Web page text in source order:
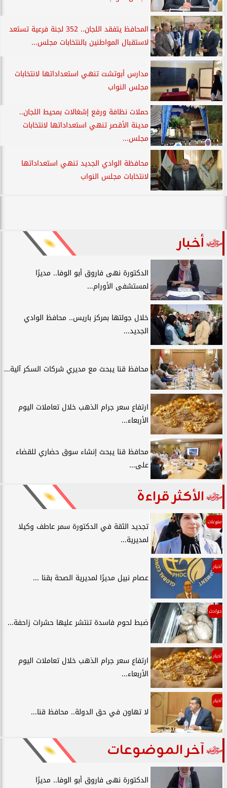
المحافظ يتفقد اللجان.. 352 لجنة فرعية تستعد
لاستقبال المواطنين بالنتخابات مجلس...
مدارس أبوتشت تنهي استعداداتها لانتخابات
مجلس النواب
حملات نظافة ورفع إشغالات بمحيط اللجان..
مدينة الأقصر تنهي استعداداتها لانتخابات
مجلس...
محافظة الوادي الجديد تنهي استعداداتها
لانتخابات مجلس النواب
أخبار
الدكتورة نهى فاروق أبو الوفا.. مديرًا
لمستشفى الأورام...
خلال جولتها بمركز باريس.. محافظ الوادي
الجديد...
محافظ قنا يبحث مع مديري شركات السكر آلية...
ارتفاع سعر جرام الذهب خلال تعاملات اليوم
الأربعاء...
محافظ قنا يبحث إنشاء سوق حضاري للقضاء
على...
الأكثر قراءة
منوعات
تجديد الثقة في الدكتورة سمر عاطف وكيلا
لمديرية...
أخبار
عصام نبيل مديرًا لمديرية الصحة بقنا ...
حوادث
ضبط لحوم فاسدة تنتشر عليها حشرات زاحفة...
أخبار
ارتفاع سعر جرام الذهب خلال تعاملات اليوم
الأربعاء...
أخبار
لا تهاون في حق الدولة.. محافظ قنا...
آخر الموضوعات
الدكتورة نهى فاروق أبو الوفا.. مديرًا